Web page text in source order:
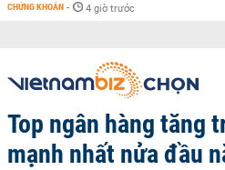
CHỨNG KHOÁN - 4 giờ trước
Top ngân hàng tăng
mạnh nhất nửa đầu